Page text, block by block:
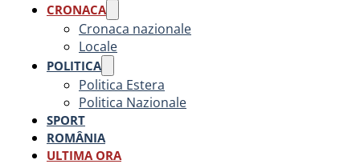
CRONACA
Cronaca nazionale
Locale
POLITICA
Politica Estera
Politica Nazionale
SPORT
ROMÂNIA
ULTIMA ORA